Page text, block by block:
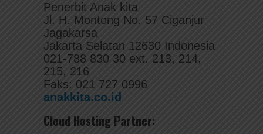
Penerbit Anak kita
Jl. H. Montong No. 57 Ciganjur
Jagakarsa
Jakarta Selatan 12630 Indonesia
021-788 830 30 ext. 213, 214,
215, 216
Faks: 021 727 0996
anakkita.co.id
Cloud Hosting Partner: